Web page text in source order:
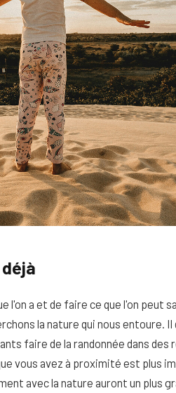
l'on a et de faire ce que l'on peut
la nature qui nous entoure.
faire de la randonnée dans des
vous avez à proximité est plus
avec la nature auront un plus